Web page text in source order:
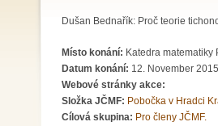
Dušan Bednařík: Proč teorie
Místo konání: Katedra matematiky
Datum konání: 12. November
Webové stránky akce:
Složka JČMF: Pobočka v Hradci
Cílová skupina: Pro členy JČMF.